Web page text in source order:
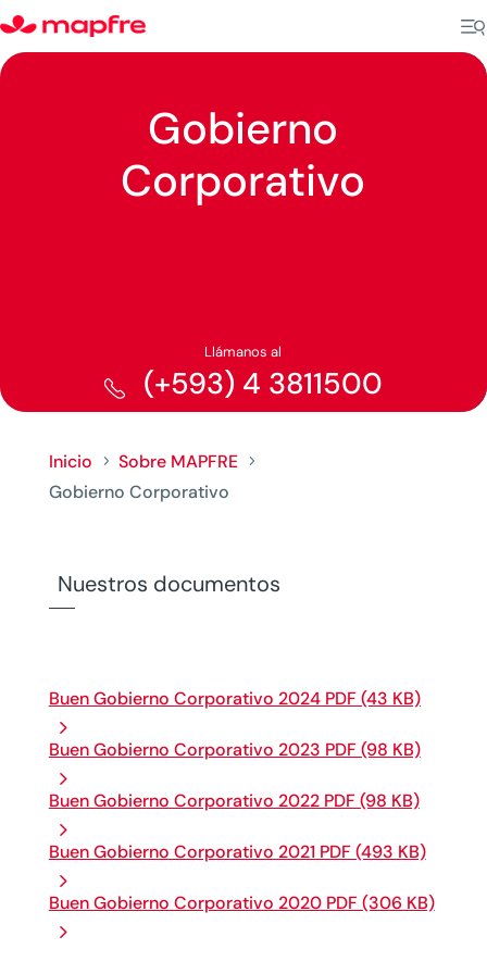
Gobierno
Corporativo
Llámanos al
(+593) 4 3811500
Inicio 5 Sobre MAPFRE 5
Gobierno Corporativo
Nuestros documentos
Buen Gobierno Corporativo 2024 PDF (43 KB)
Buen Gobierno Corporativo 2023 PDF (98 KB)
Buen Gobierno Corporativo 2022 PDF (98 KB)
Buen Gobierno Corporativo 2021 PDF (493 KB)
Buen Gobierno Corporativo 2020 PDF (306 KB)